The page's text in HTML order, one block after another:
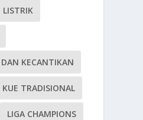
LISTRIK
KECANTIKAN
KUE TRADISIONAL
LIGA CHAMPIONS